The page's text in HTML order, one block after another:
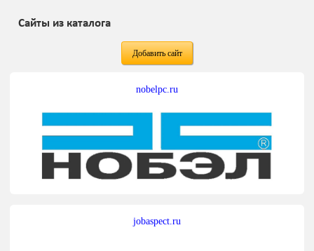
Сайты из каталога
Добавить сайт
nobelpc.ru
jobaspect.ru